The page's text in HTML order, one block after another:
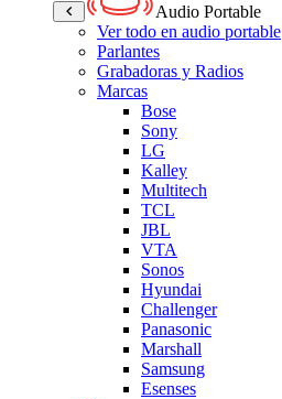
Audio Portable
Ver todo en audio portable
Parlantes
Grabadoras y Radios
Marcas
Bose
Sony
LG
Kalley
Multitech
TCL
JBL
VTA
Sonos
Hyundai
Challenger
Panasonic
Marshall
Samsung
Esenses